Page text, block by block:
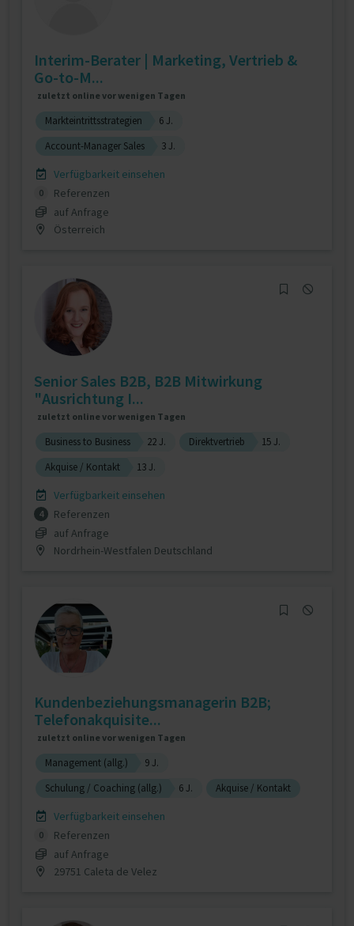
Interim-Berater | Marketing, Vertrieb &
Go-to-M...
zuletzt online vor wenigen Tagen
Markteintrittsstrategien
6 J.
Account-Manager Sales
3 J.
Verfügbarkeit einsehen
0
Referenzen
auf Anfrage
Österreich
Senior Sales B2B, B2B Mitwirkung
"Ausrichtung I...
zuletzt online vor wenigen Tagen
Business to Business 22 J. Direktvertrieb
15 J.
Akquise / Kontakt
13 J.
Verfügbarkeit einsehen
4
Referenzen
auf Anfrage
Nordrhein-Westfalen Deutschland
Kundenbeziehungsmanagerin B2B;
Telefonakquisite...
zuletzt online vor wenigen Tagen
Management (allg.)
9 J.
Schulung / Coaching (allg.)
6 J. Akquise / Kontakt
Verfügbarkeit einsehen
0
Referenzen
auf Anfrage
29751 Caleta de Velez